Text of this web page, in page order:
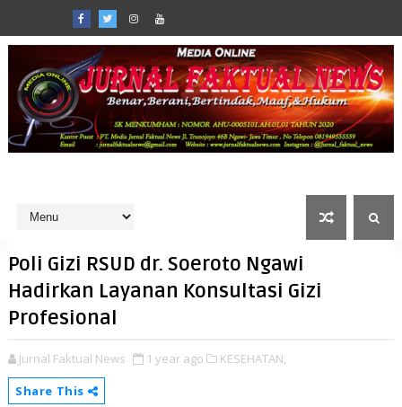
Poli Gizi RSUD dr. Soeroto Ngawi
Hadirkan Layanan Konsultasi Gizi
Profesional
Jurnal Faktual News 1 year ago
KESEHATAN,
Share This